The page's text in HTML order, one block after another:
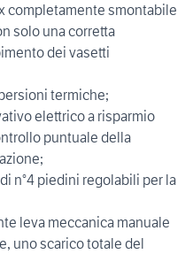
completamente smontabile
solo una corretta
dei vasetti
termiche;
elettrico a risparmio
puntuale della
n°4 piedini regolabili per la
leva meccanica manuale
uno scarico totale del